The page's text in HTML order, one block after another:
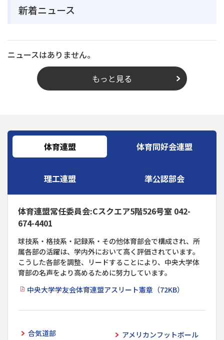
新着ニュース
ニュースはありません。
もっと見る
体育連盟 体育同好会連盟
理工連盟 準公認部会
体育連盟常任委員会:Cスクエア5階526号室 042-
674-4401
球技系・格技系・記録系・その他体育部会で構成され、所
属各部の活躍は、学内外において高く評価されています。
こうした各部を調整、リードすることにより、中央大学体
育部の名声をより高めるために努力しています。
中央大学学友会体育連盟アスリート憲章（72KB）
合気道部
アメリカンフットボール